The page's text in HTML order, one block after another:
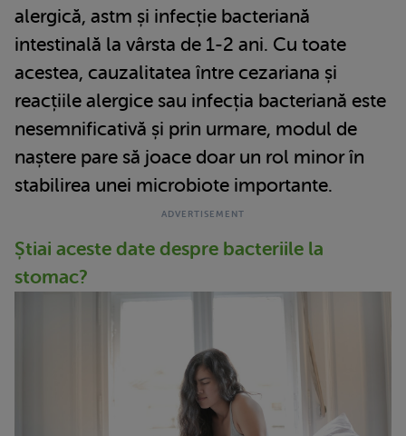
alergică, astm și infecție bacteriană
intestinală la vârsta de 1-2 ani. Cu toate
acestea, cauzalitatea între cezariana și
reacțiile alergice sau infecția bacteriană este
nesemnificativă și prin urmare, modul de
naștere pare să joace doar un rol minor în
stabilirea unei microbiote importante.
Știai aceste date despre bacteriile la
stomac?